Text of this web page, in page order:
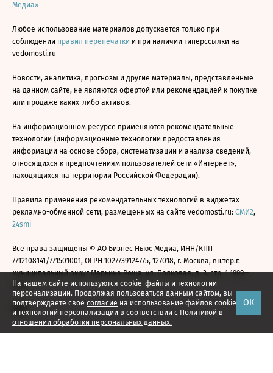
На нашем сайте используются cookie-файлы и технологии
персонализации. Продолжая пользоваться данным сайтом, вы
подтверждаете свое согласие на использование файлов cookie
и технологий персонализации в соответствии с Политикой в
отношении обработки персональных данных.
ОК
Медиа»
Любое использование материалов допускается только при
соблюдении правил перепечатки и при наличии гиперссылки на
vedomosti.ru
Новости, аналитика, прогнозы и другие материалы, представленные
на данном сайте, не являются офертой или рекомендацией к покупке
или продаже каких-либо активов.
На информационном ресурсе применяются рекомендательные
технологии (информационные технологии предоставления
информации на основе сбора, систематизации и анализа сведений,
относящихся к предпочтениям пользователей сети «Интернет»,
находящихся на территории Российской Федерации).
Правила применения рекомендательных технологий в виджетах
рекламно-обменной сети, размещенных на сайте vedomosti.ru: СМИ2,
24smi
Все права защищены © АО Бизнес Ньюс Медиа, ИНН/КПП
7712108141/771501001, ОГРН 1027739124775, 127018, г. Москва, вн.тер.г.
муниципальный округ Марьина Роща, ул. Полковая, д. 3, стр. 1 1999—
2026